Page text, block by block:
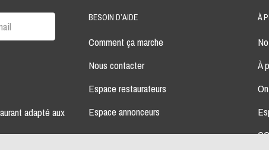
adapté aux
BESOIN D’AIDE
Comment ça marche
Nous contacter
Espace restaurateurs
Espace annonceurs
À
À